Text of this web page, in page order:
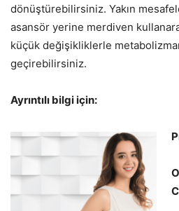
dönüştürebilirsiniz. Yakın
asansör yerine merdiven
küçük değişikliklerle
geçirebilirsiniz.
Ayrıntılı bilgi için: